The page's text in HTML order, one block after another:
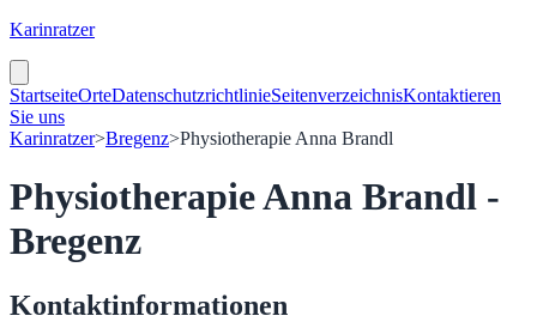
Karinratzer
StartseiteOrteDatenschutzrichtlinieSeitenverzeichnisKontaktieren
Sie uns
Karinratzer>Bregenz>Physiotherapie Anna Brandl
Physiotherapie Anna Brandl -
Bregenz
Kontaktinformationen